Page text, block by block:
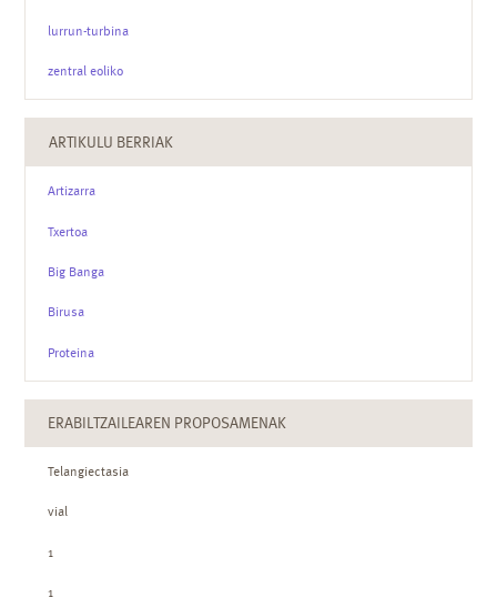
lurrun-turbina
zentral eoliko
ARTIKULU BERRIAK
Artizarra
Txertoa
Big Banga
Birusa
Proteina
ERABILTZAILEAREN PROPOSAMENAK
Telangiectasia
vial
1
1